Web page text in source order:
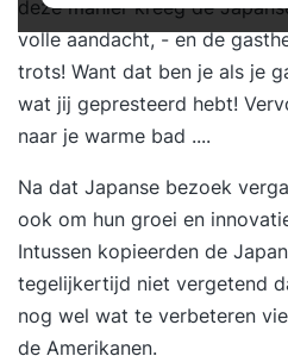
deze manier kreeg de
volle aandacht, - en de
trots! Want dat ben je als je
wat jij gepresteerd hebt!
naar je warme bad ....
Na dat Japanse bezoek
ook om hun groei en
Intussen kopieerden de
tegelijkertijd niet vergetend
nog wel wat te verbeteren
de Amerikanen.